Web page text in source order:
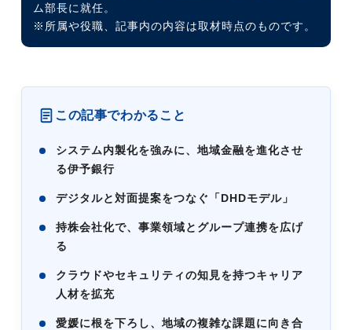
ム部長に就任。
※所属や役職、記事内の内容は取材時点のものです。
この記事でわかること
システム内製化を強みに、地域金融を進化させ
る伊予銀行
デジタルと対面提案をつなぐ「DHDモデル」
持株会社化で、事業領域とグループ連携を広げ
る
クラウドやセキュリティの知見を持つキャリア
人材を拡充
愛媛に根を下ろし、地域の複雑な課題に向き合